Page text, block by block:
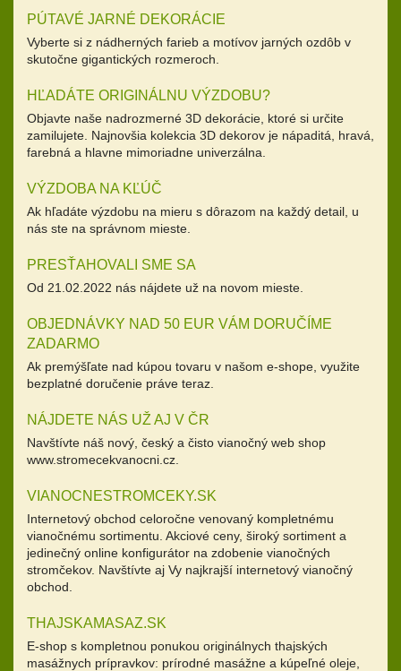
PÚTAVÉ JARNÉ DEKORÁCIE
Vyberte si z nádherných farieb a motívov jarných ozdôb v
skutočne gigantických rozmeroch.
HĽADÁTE ORIGINÁLNU VÝZDOBU?
Objavte naše nadrozmerné 3D dekorácie, ktoré si určite
zamilujete. Najnovšia kolekcia 3D dekorov je nápaditá, hravá,
farebná a hlavne mimoriadne univerzálna.
VÝZDOBA NA KĽÚČ
Ak hľadáte výzdobu na mieru s dôrazom na každý detail, u
nás ste na správnom mieste.
PRESŤAHOVALI SME SA
Od 21.02.2022 nás nájdete už na novom mieste.
OBJEDNÁVKY NAD 50 EUR VÁM DORUČÍME
ZADARMO
Ak premýšľate nad kúpou tovaru v našom e-shope, využite
bezplatné doručenie práve teraz.
NÁJDETE NÁS UŽ AJ V ČR
Navštívte náš nový, český a čisto vianočný web shop
www.stromecekvanocni.cz.
VIANOCNESTROMCEKY.SK
Internetový obchod celoročne venovaný kompletnému
vianočnému sortimentu. Akciové ceny, široký sortiment a
jedinečný online konfigurátor na zdobenie vianočných
stromčekov. Navštívte aj Vy najkrajší internetový vianočný
obchod.
THAJSKAMASAZ.SK
E-shop s kompletnou ponukou originálnych thajských
masážnych prípravkov: prírodné masážne a kúpeľné oleje,